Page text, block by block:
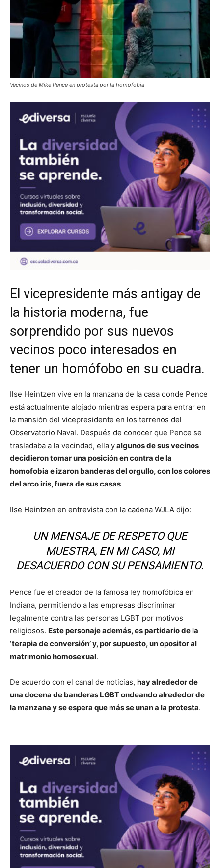
Vecinos de Mike Pence en protesta por la homofobia
El vicepresidente más antigay de
la historia moderna, fue
sorprendido por sus nuevos
vecinos poco interesados en
tener un homófobo en su cuadra.
Ilse Heintzen vive en la manzana de la casa donde Pence
está actualmente alojado mientras espera para entrar en
la mansión del vicepresidente en los terrenos del
Observatorio Naval. Después de conocer que Pence se
trasladaba a la vecindad, ella yalgunos de sus vecinos
decidieron tomar una posición en contra de la
homofobia e izaron banderas del orgullo, con los colores
del arco iris, fuera de sus casas.
Ilse Heintzen en entrevista con la cadena WJLA dijo:
UN MENSAJE DE RESPETO QUE
MUESTRA, EN MI CASO, MI
DESACUERDO CON SU PENSAMIENTO.
Pence fue el creador de la famosa ley homofóbica en
Indiana, permitiendo a las empresas discriminar
legalmente contra las personas LGBT por motivos
religiosos. Este personaje además, es partidario de la
‘terapia de conversión’ y, por supuesto, un opositor al
matrimonio homosexual.
De acuerdo con el canal de noticias, hay alrededor de
una docena de banderas LGBT ondeando alrededor de
la manzana y se espera que más se unan a la protesta.